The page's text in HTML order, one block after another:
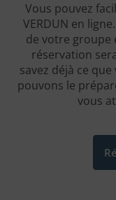
Vous pouvez
VERDUN en
de votre groupe
réservation
savez déjà ce
pouvons le
vous